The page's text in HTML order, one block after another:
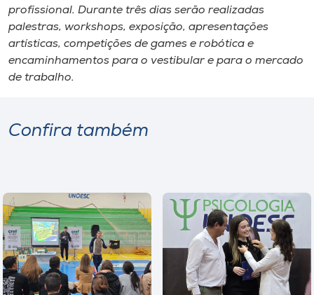
profissional. Durante três dias serão realizadas
palestras, workshops, exposição, apresentações
artísticas, competições de games e robótica e
encaminhamentos para o vestibular e para o mercado
de trabalho.
Confira também